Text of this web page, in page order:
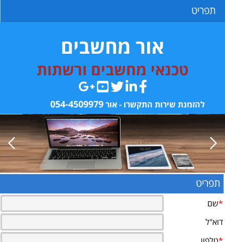
תפריט
אור מחשבים
טכנאי מחשבים ורשתות
שירות התקשרו - אור054-4509979
תפריט